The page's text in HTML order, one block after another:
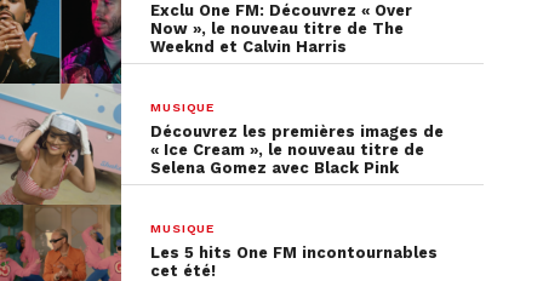
Exclu One FM: Découvrez « Over
Now », le nouveau titre de The
Weeknd et Calvin Harris
MUSIQUE
Découvrez les premières images de
« Ice Cream », le nouveau titre de
Selena Gomez avec Black Pink
MUSIQUE
Les 5 hits One FM incontournables
cet été!